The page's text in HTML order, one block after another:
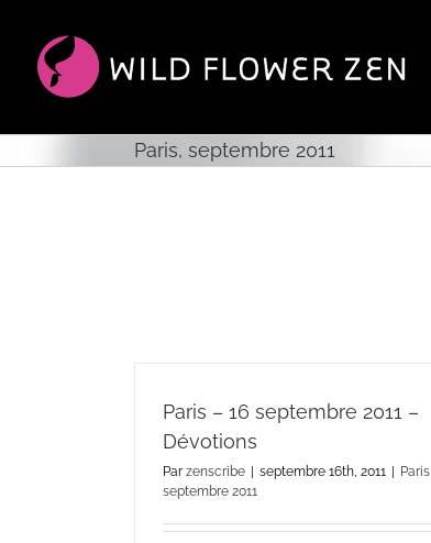
contenu
Paris, septembre 2011
Paris – 16 septembre 2011 –
Dévotions
Par zenscribe | septembre 16th, 2011 | Paris,
septembre 2011